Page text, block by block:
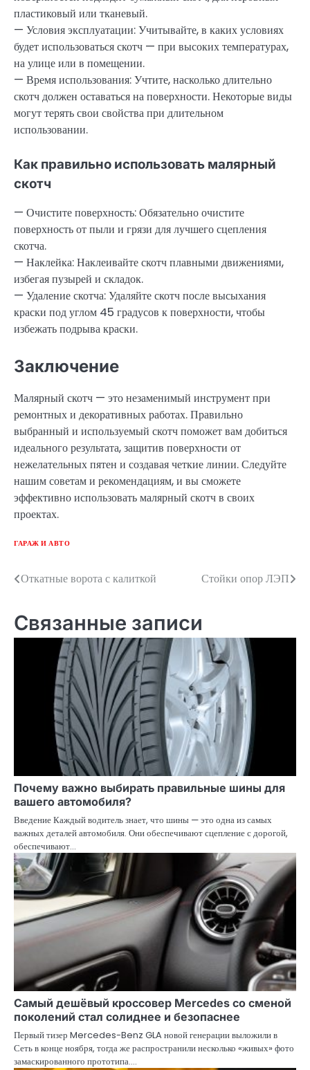
пластиковый или тканевый.
— Условия эксплуатации: Учитывайте, в каких условиях
будет использоваться скотч — при высоких температурах,
на улице или в помещении.
— Время использования: Учтите, насколько длительно
скотч должен оставаться на поверхности. Некоторые виды
могут терять свои свойства при длительном
использовании.
Как правильно использовать малярный
скотч
— Очистите поверхность: Обязательно очистите
поверхность от пыли и грязи для лучшего сцепления
скотча.
— Наклейка: Наклеивайте скотч плавными движениями,
избегая пузырей и складок.
— Удаление скотча: Удаляйте скотч после высыхания
краски под углом 45 градусов к поверхности, чтобы
избежать подрыва краски.
Заключение
Малярный скотч — это незаменимый инструмент при
ремонтных и декоративных работах. Правильно
выбранный и используемый скотч поможет вам добиться
идеального результата, защитив поверхности от
нежелательных пятен и создавая четкие линии. Следуйте
нашим советам и рекомендациям, и вы сможете
эффективно использовать малярный скотч в своих
проектах.
ГАРАЖ И АВТО
Навигация
записям
Откатные ворота с калиткой Стойки опор ЛЭП
Связанные записи
Почему важно выбирать правильные шины для
вашего автомобиля?
Введение Каждый водитель знает, что шины — это одна из самых
важных деталей автомобиля. Они обеспечивают сцепление с дорогой,
обеспечивают…
Самый дешёвый кроссовер Mercedes со сменой
поколений стал солиднее и безопаснее
Первый тизер Mercedes-Benz GLA новой генерации выложили в
Сеть в конце ноября, тогда же распространили несколько «живых» фото
замаскированного прототипа.…